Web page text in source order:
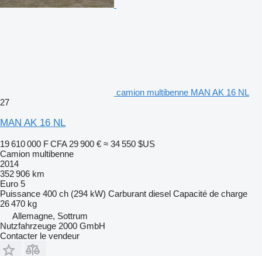
camion multibenne MAN AK 16 NL
27
MAN AK 16 NL
19 610 000 F CFA 29 900 € ≈ 34 550 $US
Camion multibenne
2014
352 906 km
Euro 5
Puissance 400 ch (294 kW) Carburant diesel Capacité de charge
26 470 kg
Allemagne, Sottrum
Nutzfahrzeuge 2000 GmbH
Contacter le vendeur